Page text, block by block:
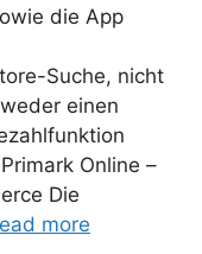
die App
Suche, nicht
einen
Online –
Die
more